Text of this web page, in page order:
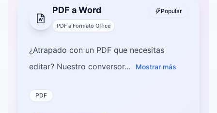
Popular
PDF a Word
PDF a Formato Office
¿Atrapado con un PDF que necesitas
editar? Nuestro conversor...
Mostrar más
PDF